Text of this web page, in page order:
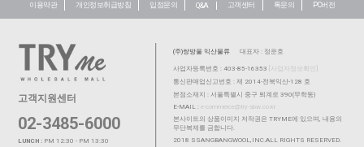
이용약관 개인정보취급방침 입점문의 Q&A 고객센터 톡문의 PC버전
고객지원센터
02-3485-6000
LUNCH : PM 12:30 - PM 13:30
(주)쌍방울 익산물류 대표자 : 정운호
사업자등록번호 : 403-85-16353
[사업자정보확인]
통신판매업신고번호 : 제 2014-전북익산-128 호
본점소재지 : 서울특별시 중구 퇴계로 390(무학동)
E-MAIL : e-commerce@try-sbw.co.kr
본사이트의 상품이미지 저작권은 TRYME에 있으며, 내용의
무단복제를 금합니다.
2018 SSANGBANGWOOL,INC.ALL RIGHTS RESERVED.